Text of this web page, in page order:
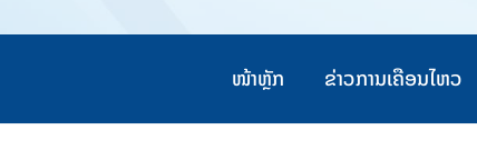
ໜ້າຫຼັກ ຂ່າວການເຄືອນໄຫວ